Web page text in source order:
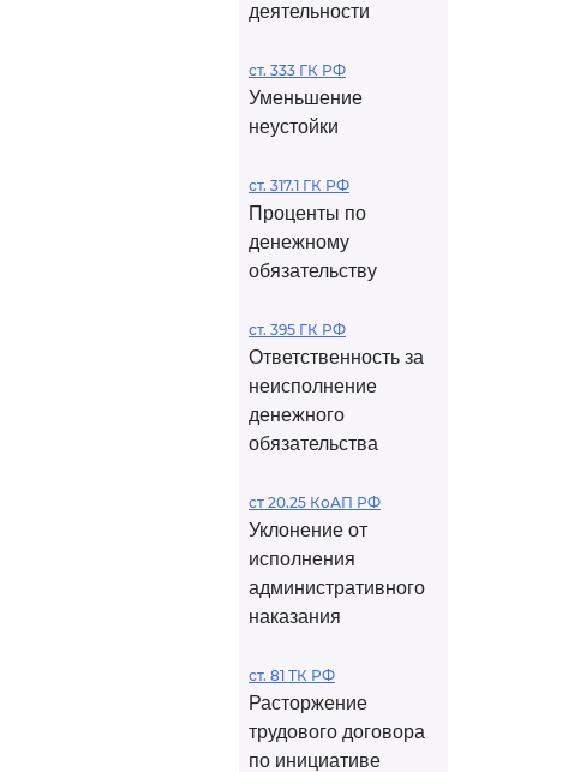
деятельности
ст. 333 ГК РФ
Уменьшение
неустойки
ст. 317.1 ГК РФ
Проценты по
денежному
обязательству
ст. 395 ГК РФ
Ответственность за
неисполнение
денежного
обязательства
ст 20.25 КоАП РФ
Уклонение от
исполнения
административного
наказания
ст. 81 ТК РФ
Расторжение
трудового договора
по инициативе